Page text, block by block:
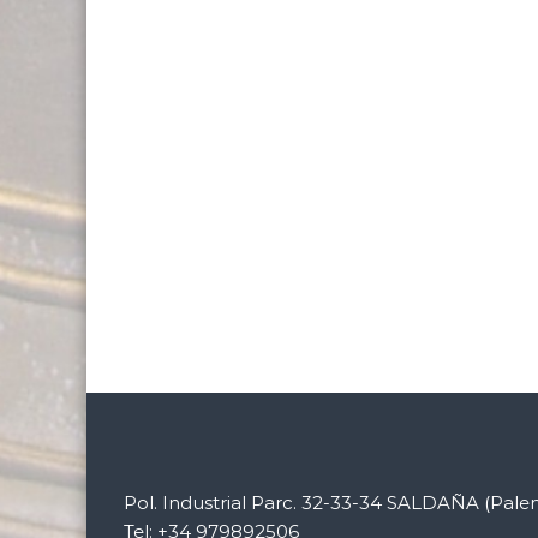
Pol. Industrial Parc. 32-33-34 SALDAÑA
Tel: +34 979892506